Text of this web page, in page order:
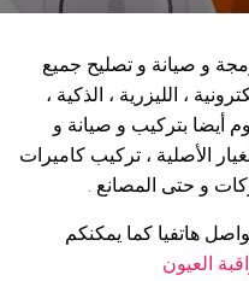
و صيانة و تصليح جميع
، الليزرية ، الذكية ،
أيضا بتركيب و صيانة و
الأصلية ، تركيب كاميرات
و حتى المصانع .
هاتفيا كما يمكنكم
العيون